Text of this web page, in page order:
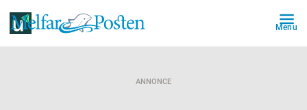
Menu
ANNONCE